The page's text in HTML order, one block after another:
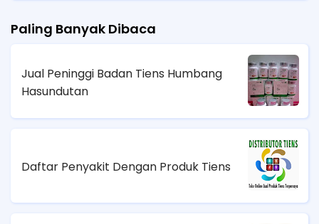
Paling Banyak Dibaca
Jual Peninggi Badan Tiens Humbang
Hasundutan
Daftar Penyakit Dengan Produk Tiens